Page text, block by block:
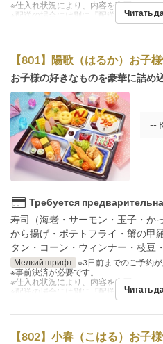
※仕入れ状況により、内容を変更させて
※配送の場合には別に『配送料』を注文
Читать
【801】陽歌（はるか）お子
お子様の好きなものを豪華に詰め
Требуется
寿司（海老・サーモン・玉子・か
から揚げ・ポテトフライ・蟹の甲
タン・コーン・ウィンナー・枝豆
Мелкий шрифт ※3日前までのご予約が
※事前決済が必要です。
※仕入れ状況により、内容を変更させて
※配送の場合には別に『配送料』を注文
Читать
【802】小春（こはる）お子